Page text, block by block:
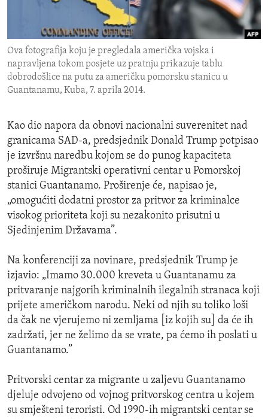
ENVIRONMENT AND HEALTH
IDEALS AND INSTITUTIONS
Ova fotografija koju je pregledala američka vojska i
napravljena tokom posjete uz pratnju prikazuje tablu
dobrodošlice na putu za američku pomorsku stanicu u
Guantanamu, Kuba, 7. aprila 2014.
Kao dio napora da obnovi nacionalni suverenitet nad
granicama SAD-a, predsjednik Donald Trump potpisao
je izvršnu naredbu kojom se do punog kapaciteta
proširuje Migrantski operativni centar u Pomorskoj
stanici Guantanamo. Proširenje će, napisao je,
„omogućiti dodatni prostor za pritvor za kriminalce
visokog prioriteta koji su nezakonito prisutni u
Sjedinjenim Državama”.
Na konferenciji za novinare, predsjednik Trump je
izjavio: „Imamo 30.000 kreveta u Guantanamu za
pritvaranje najgorih kriminalnih ilegalnih stranaca koji
prijete američkom narodu. Neki od njih su toliko loši
da čak ne vjerujemo ni zemljama [iz kojih su] da će ih
zadržati, jer ne želimo da se vrate, pa ćemo ih poslati u
Guantanamo.”
Pritvorski centar za migrante u zaljevu Guantanamo
djeluje odvojeno od vojnog pritvorskog centra u kojem
su smješteni teroristi. Od 1990-ih migrantski centar se